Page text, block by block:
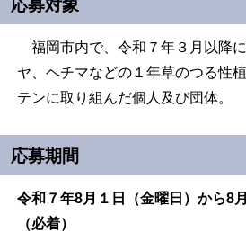
応募対象
福岡市内で、令和７年３月以降
ヤ、ヘチマなどの１年草のつる性
テンに取り組んだ個人及び団体。
応募期間
令和７年8月１日（金曜日）から8
（必着）